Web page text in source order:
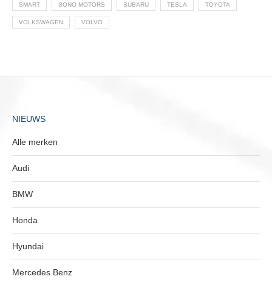
SMART SONO MOTORS SUBARU TESLA TOYOTA
VOLKSWAGEN VOLVO
NIEUWS
Alle merken
Audi
BMW
Honda
Hyundai
Mercedes Benz